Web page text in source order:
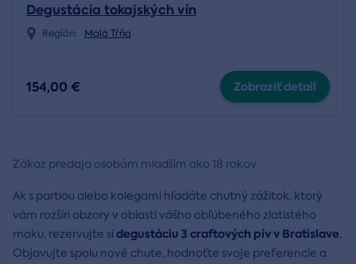
Degustácia tokajských vín
Región: Malá Tŕňa
154,00 € Zobraziť detail
Zákaz predaja osobám mladším ako 18 rokov
Ak s partiou alebo kolegami hľadáte chutný zážitok, ktorý
vám rozšíri obzory v oblasti vášho obľúbeného zlatistého
moku, rezervujte si degustáciu 3 craftových pív v Bratislave.
Objavujte spolu nové chute, hodnoťte svoje preferencie a